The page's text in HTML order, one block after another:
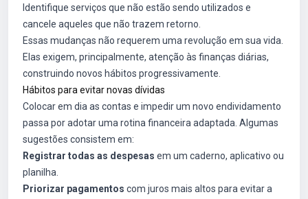
Identifique serviços que não estão sendo utilizados e
cancele aqueles que não trazem retorno.
Essas mudanças não requerem uma revolução em sua vida.
Elas exigem, principalmente, atenção às finanças diárias,
construindo novos hábitos progressivamente.
Hábitos para evitar novas dívidas
Colocar em dia as contas e impedir um novo endividamento
passa por adotar uma rotina financeira adaptada. Algumas
sugestões consistem em:
Registrar todas as despesas em um caderno, aplicativo ou
planilha.
Priorizar pagamentos com juros mais altos para evitar a